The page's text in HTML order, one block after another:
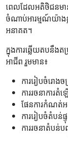
ពេលដែលអតិថិជនម
ចំណាប់អារម្មណ៍យ៉ាង
អនាគត។
ក្នុងការឆ្លើយតបនឹ
អាជីព រួមមាន៖
ការរៀបចំរោងច
ការរចនាការ
ផែនការកំណត់
ការរៀបចំតំបន់
ការរចនាតំបន់